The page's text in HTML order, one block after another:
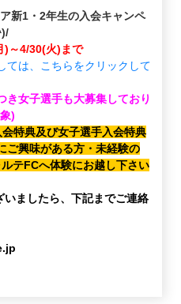
新1・2年生の入会キャンペ
)～4/30(火)まで
ては、こちらをクリックして
き女子選手も大募集しており
)
特典及び女子選手入会特典
ご興味がある方・未経験の
テFCへ体験にお越し下さい
いましたら、下記までご連絡